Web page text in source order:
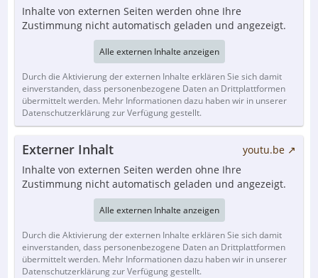
Inhalte von externen Seiten werden ohne Ihre
Zustimmung nicht automatisch geladen und angezeigt.
Alle externen Inhalte anzeigen
Durch die Aktivierung der externen Inhalte erklären Sie sich damit
einverstanden, dass personenbezogene Daten an Drittplattformen
übermittelt werden. Mehr Informationen dazu haben wir in unserer
Datenschutzerklärung zur Verfügung gestellt.
Externer Inhalt
youtu.be
Inhalte von externen Seiten werden ohne Ihre
Zustimmung nicht automatisch geladen und angezeigt.
Alle externen Inhalte anzeigen
Durch die Aktivierung der externen Inhalte erklären Sie sich damit
einverstanden, dass personenbezogene Daten an Drittplattformen
übermittelt werden. Mehr Informationen dazu haben wir in unserer
Datenschutzerklärung zur Verfügung gestellt.